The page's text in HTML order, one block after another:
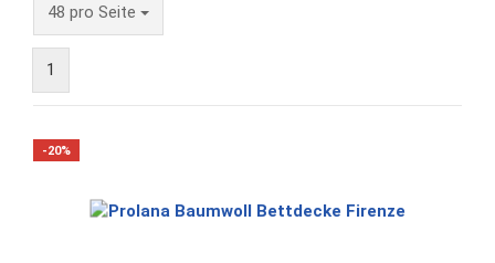
48 pro Seite
pro Seite
1
-20%